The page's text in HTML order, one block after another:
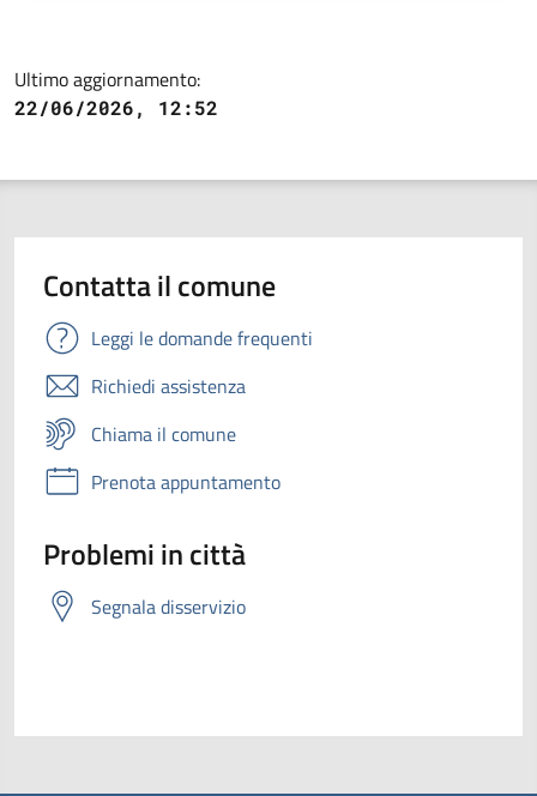
Ultimo aggiornamento:
22/06/2026, 12:52
Contatta il comune
Leggi le domande frequenti
Richiedi assistenza
Chiama il comune
Prenota appuntamento
Problemi in città
Segnala disservizio